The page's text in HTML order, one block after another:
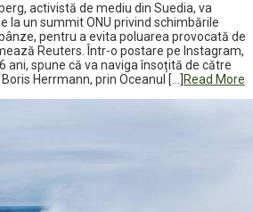
activistă de mediu din Suedia, va
la un summit ONU privind schimbările
pentru a evita poluarea provocată de
Reuters. Într-o postare pe Instagram,
ani, spune că va naviga însoțită de către
Herrmann, prin Oceanul […] Read More